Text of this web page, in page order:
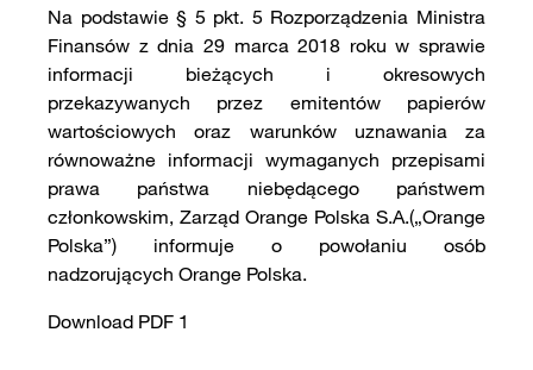
Na podstawie § 5 pkt. 5 Rozporządzenia Ministra
Finansów z dnia 29 marca 2018 roku w sprawie
informacji bieżących i okresowych
przekazywanych przez emitentów papierów
wartościowych oraz warunków uznawania za
równoważne informacji wymaganych przepisami
prawa państwa niebędącego państwem
członkowskim, Zarząd Orange Polska S.A.(„Orange
Polska”) informuje o powołaniu osób
nadzorujących Orange Polska.
Download PDF 1